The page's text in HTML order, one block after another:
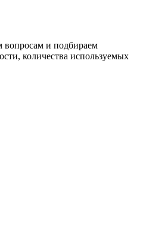
вопросам и подбираем
количества используемых